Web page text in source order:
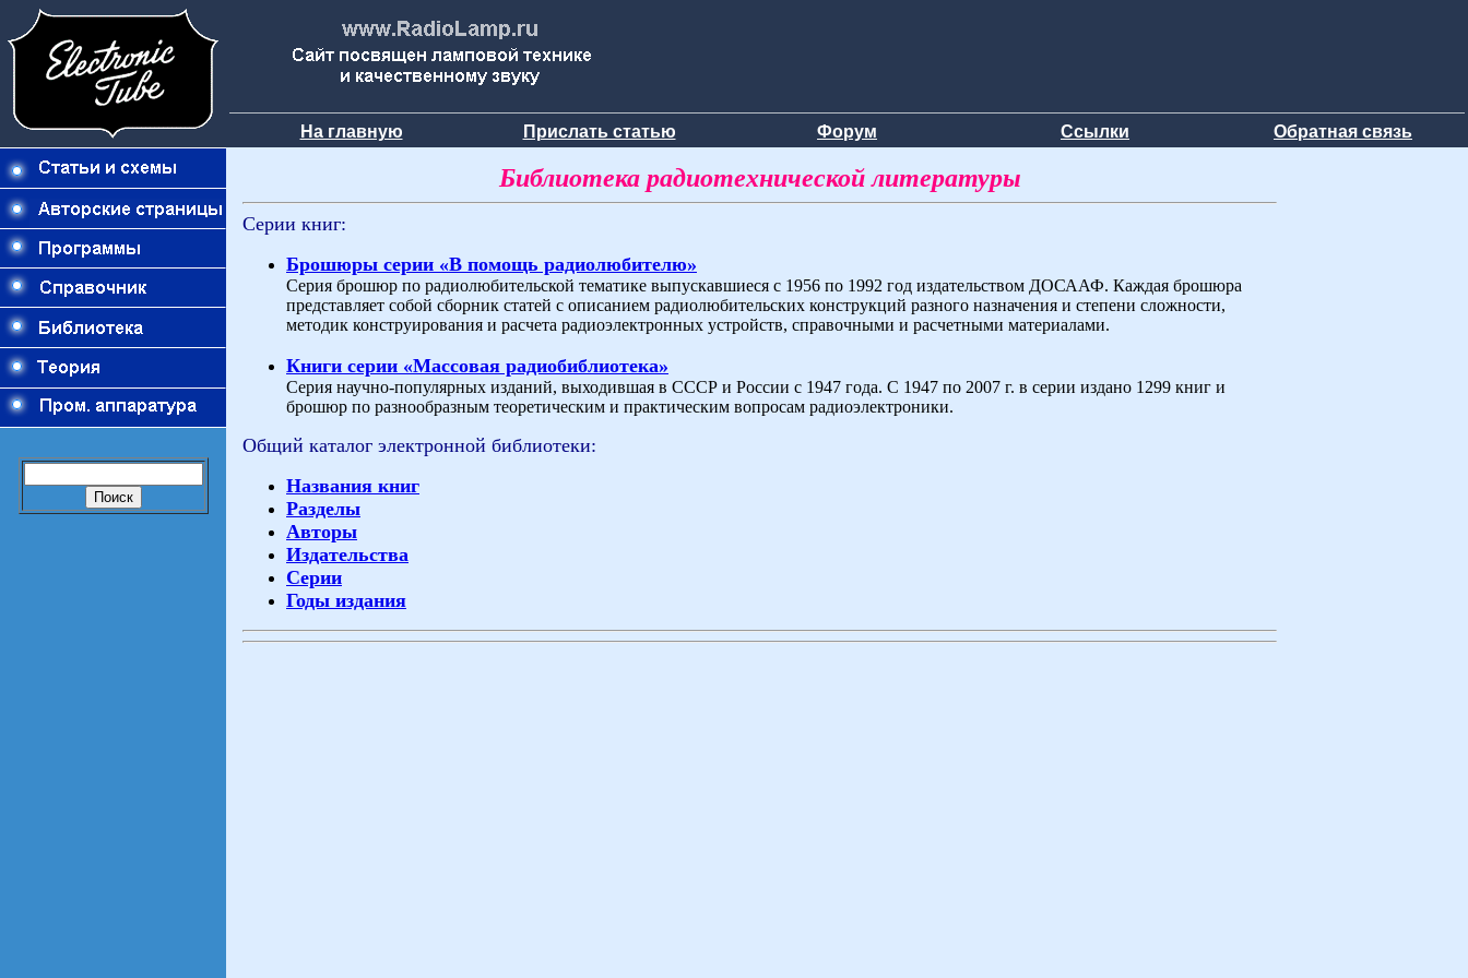
На главную Прислать статью Форум Ссылки Обратная связь
Библиотека радиотехнической литературы
Серии книг:
Брошюры серии «В помощь радиолюбителю»
Серия брошюр по радиолюбительской тематике выпускавшиеся с 1956 по 1992 год издательством ДОСААФ. Каждая брошюра
представляет собой сборник статей с описанием радиолюбительских конструкций разного назначения и степени сложности,
методик конструирования и расчета радиоэлектронных устройств, справочными и расчетными материалами.
Книги серии «Массовая радиобиблиотека»
Серия научно-популярных изданий, выходившая в СССР и России с 1947 года. С 1947 по 2007 г. в серии издано 1299 книг и
брошюр по разнообразным теоретическим и практическим вопросам радиоэлектроники.
Общий каталог электронной библиотеки:
Названия книг
Разделы
Авторы
Издательства
Серии
Годы издания